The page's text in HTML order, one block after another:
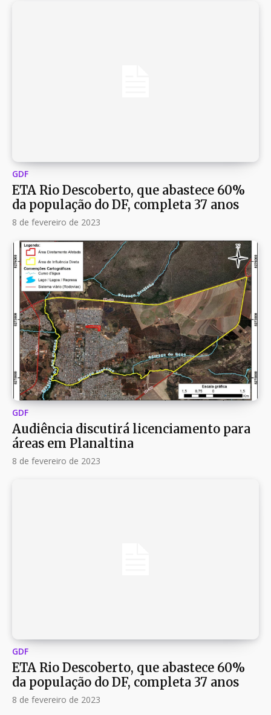
GDF
ETA Rio Descoberto, que abastece 60%
da população do DF, completa 37 anos
8 de fevereiro de 2023
GDF
Audiência discutirá licenciamento para
áreas em Planaltina
8 de fevereiro de 2023
GDF
ETA Rio Descoberto, que abastece 60%
da população do DF, completa 37 anos
8 de fevereiro de 2023